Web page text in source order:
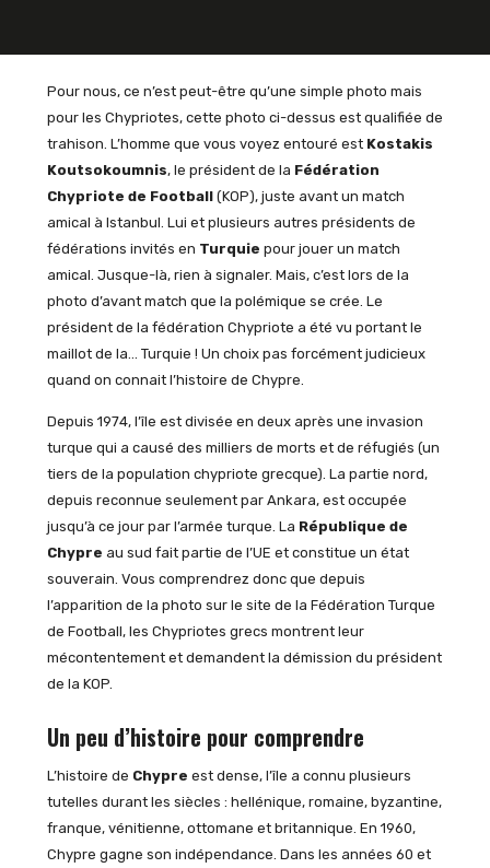
Pour nous, ce n’est peut-être qu’une simple photo mais
pour les Chypriotes, cette photo ci-dessus est qualifiée de
trahison. L’homme que vous voyez entouré est Kostakis
Koutsokoumnis, le président de la Fédération
Chypriote de Football(KOP), juste avant un match
amical à Istanbul. Lui et plusieurs autres présidents de
fédérations invités en Turquie pour jouer un match
amical. Jusque-là, rien à signaler. Mais, c’est lors de la
photo d’avant match que la polémique se crée. Le
président de la fédération Chypriote a été vu portant le
maillot de la… Turquie ! Un choix pas forcément judicieux
quand on connait l’histoire de Chypre.
Depuis 1974, l’île est divisée en deux après une invasion
turque qui a causé des milliers de morts et de réfugiés (un
tiers de la population chypriote grecque). La partie nord,
depuis reconnue seulement par Ankara, est occupée
jusqu’à ce jour par l’armée turque. La République de
Chypre au sud fait partie de l’UE et constitue un état
souverain. Vous comprendrez donc que depuis
l’apparition de la photo sur le site de la Fédération Turque
de Football, les Chypriotes grecs montrent leur
mécontentement et demandent la démission du président
de la KOP.
Un peu d’histoire pour comprendre
L’histoire de Chypre est dense, l’île a connu plusieurs
tutelles durant les siècles : hellénique, romaine, byzantine,
franque, vénitienne, ottomane et britannique. En 1960,
Chypre gagne son indépendance. Dans les années 60 et